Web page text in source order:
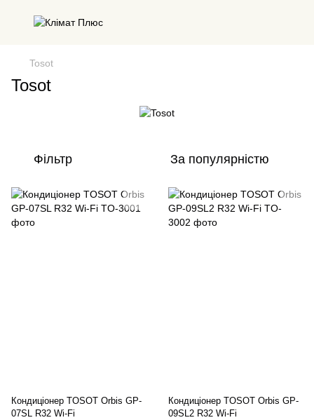
Tosot
Tosot
Фільтр За популярністю
Кондиціонер TOSOT Orbis GP-
07SL R32 Wi-Fi
Кондиціонер TOSOT Orbis GP-
09SL2 R32 Wi-Fi